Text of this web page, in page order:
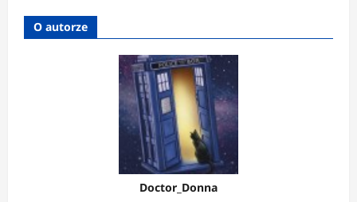
O autorze
Doctor_Donna